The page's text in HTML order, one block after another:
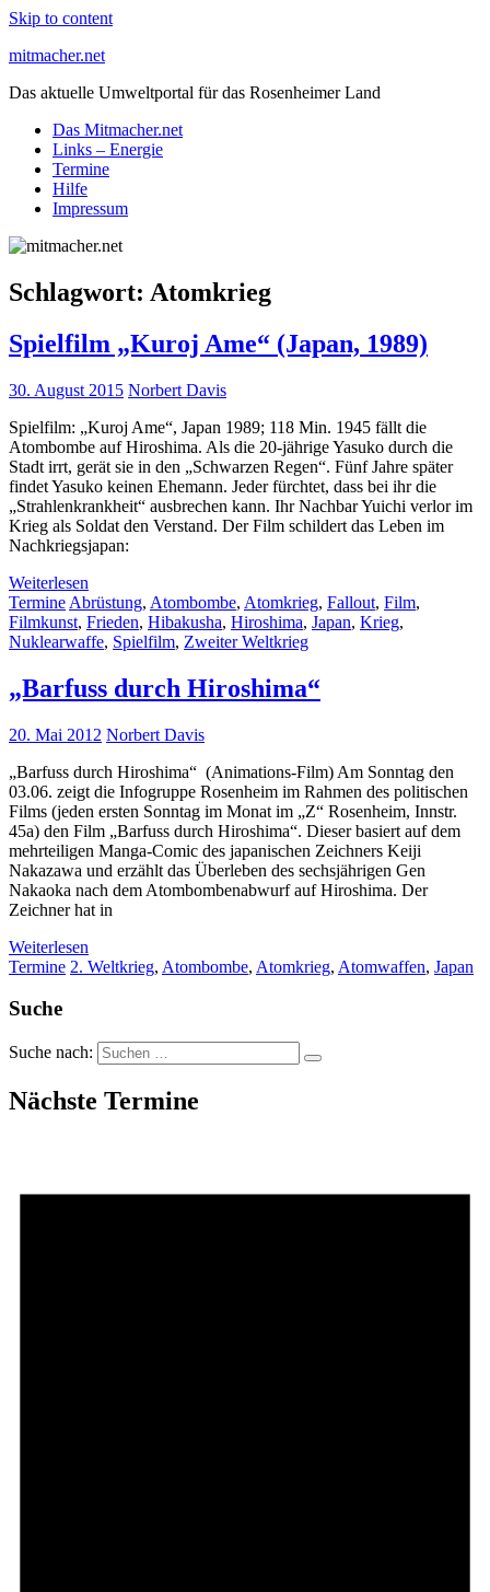
Skip to content
mitmacher.net
Das aktuelle Umweltportal für das Rosenheimer Land
Das Mitmacher.net
Links – Energie
Termine
Hilfe
Impressum
Schlagwort: Atomkrieg
Spielfilm „Kuroj Ame“ (Japan, 1989)
30. August 2015 Norbert Davis
Spielfilm: „Kuroj Ame“, Japan 1989; 118 Min. 1945 fällt die
Atombombe auf Hiroshima. Als die 20-jährige Yasuko durch die
Stadt irrt, gerät sie in den „Schwarzen Regen“. Fünf Jahre später
findet Yasuko keinen Ehemann. Jeder fürchtet, dass bei ihr die
„Strahlenkrankheit“ ausbrechen kann. Ihr Nachbar Yuichi verlor im
Krieg als Soldat den Verstand. Der Film schildert das Leben im
Nachkriegsjapan:
Weiterlesen
Termine Abrüstung, Atombombe, Atomkrieg, Fallout, Film,
Filmkunst, Frieden, Hibakusha, Hiroshima, Japan, Krieg,
Nuklearwaffe, Spielfilm, Zweiter Weltkrieg
„Barfuss durch Hiroshima“
20. Mai 2012 Norbert Davis
„Barfuss durch Hiroshima“ (Animations-Film) Am Sonntag den
03.06. zeigt die Infogruppe Rosenheim im Rahmen des politischen
Films (jeden ersten Sonntag im Monat im „Z“ Rosenheim, Innstr.
45a) den Film „Barfuss durch Hiroshima“. Dieser basiert auf dem
mehrteiligen Manga-Comic des japanischen Zeichners Keiji
Nakazawa und erzählt das Überleben des sechsjährigen Gen
Nakaoka nach dem Atombombenabwurf auf Hiroshima. Der
Zeichner hat in
Weiterlesen
Termine 2. Weltkrieg, Atombombe, Atomkrieg, Atomwaffen, Japan
Suche
Suche nach:
Nächste Termine